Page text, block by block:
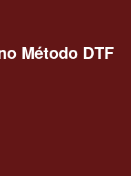
Método DTF